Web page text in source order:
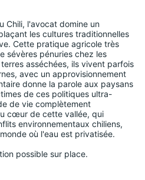
Chili, l'avocat domine un
les cultures traditionnelles
Cette pratique agricole très
sévères pénuries chez les
asséchées, ils vivent parfois
avec un approvisionnement
donne la parole aux paysans
de ces politiques ultra-
de vie complètement
cœur de cette vallée, qui
environnementaux chiliens,
où l'eau est privatisée.
possible sur place.